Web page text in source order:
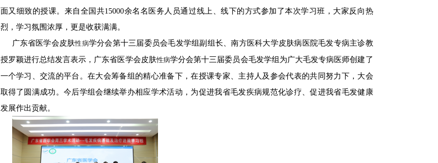
面又细致的授课。来自全国共15000余名名医务人员通过线上、线下的方式参加了本次学习班，大家反向热
烈，学习氛围浓厚，更是收获满满。
广东省医学会皮肤性病学分会第十三届委员会毛发学组副组长、南方医科大学皮肤病医院毛发专病主诊教
授罗颖进行总结发言表示，广东省医学会皮肤性病学分会第十三届委员会毛发学组为广大毛发专病医师创建了
一个学习、交流的平台。在大会筹备组的精心准备下，在授课专家、主持人及参会代表的共同努力下，大会
取得了圆满成功。今后学组会继续举办相应学术活动，为促进我省毛发疾病规范化诊疗、促进我省毛发健康
发展作出贡献。